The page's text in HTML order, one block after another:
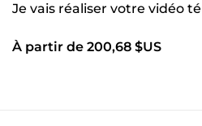
Je vais réaliser votre vidéo
À partir de 200,68 $US